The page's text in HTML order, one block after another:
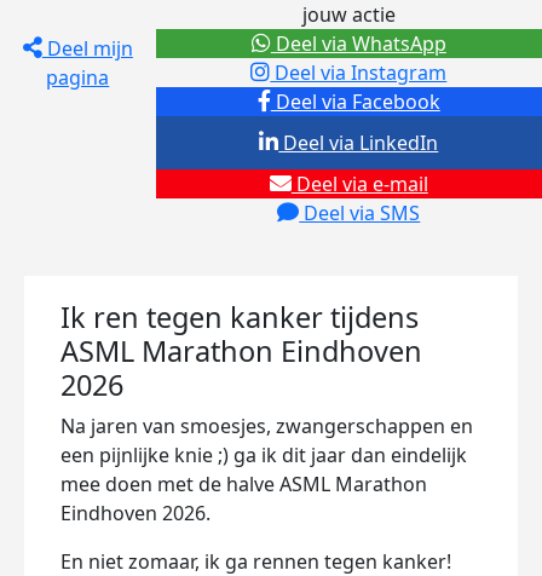
Deel mijn
pagina
jouw actie
Deel via Facebook
Deel via Instagram
Deel via e-mail
Deel via SMS
Deel via LinkedIn
Deel via WhatsApp
Ik ren tegen kanker tijdens
ASML Marathon Eindhoven
2026
Na jaren van smoesjes, zwangerschappen en
een pijnlijke knie ;) ga ik dit jaar dan eindelijk
mee doen met de halve ASML Marathon
Eindhoven 2026.
En niet zomaar, ik ga rennen tegen kanker!